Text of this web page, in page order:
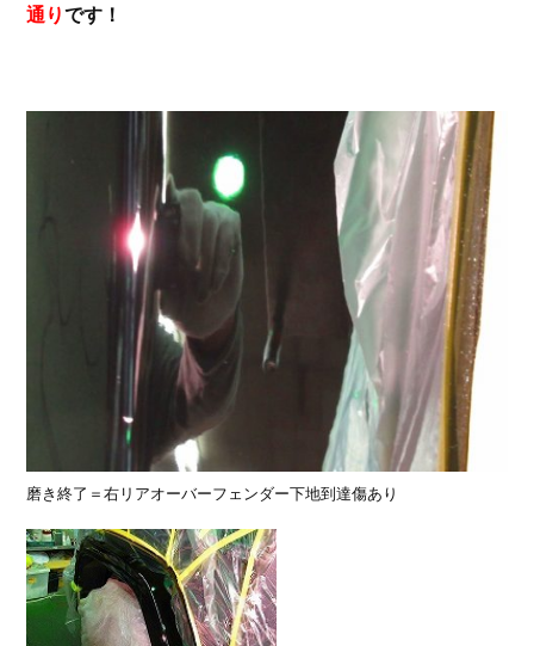
通りです！
磨き終了＝右リアオーバーフェンダー下地到達傷あり